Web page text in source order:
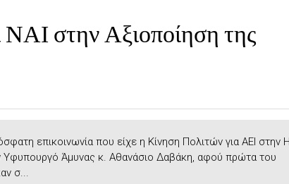
στην Αξιοποίηση της
επικοινωνία που είχε η Κίνηση Πολιτών για ΑΕΙ στην
Υφυπουργό Άμυνας κ. Αθανάσιο Δαβάκη, αφού πρώτα του
σ...